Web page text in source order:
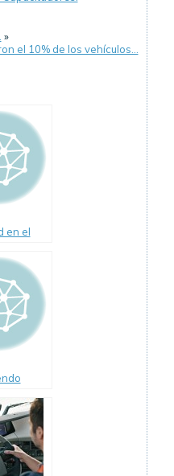
»
el 10% de los vehículos…
en el
viales
si.